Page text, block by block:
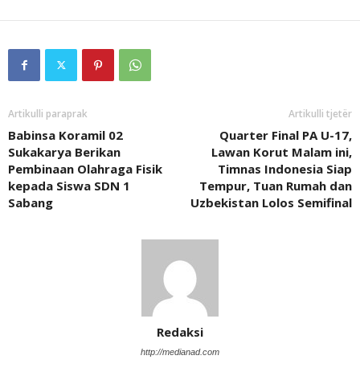
Artikulli paraprak
Babinsa Koramil 02
Sukakarya Berikan
Pembinaan Olahraga Fisik
kepada Siswa SDN 1
Sabang
Artikulli tjetër
Quarter Final PA U-17,
Lawan Korut Malam ini,
Timnas Indonesia Siap
Tempur, Tuan Rumah dan
Uzbekistan Lolos Semifinal
Redaksi
http://medianad.com